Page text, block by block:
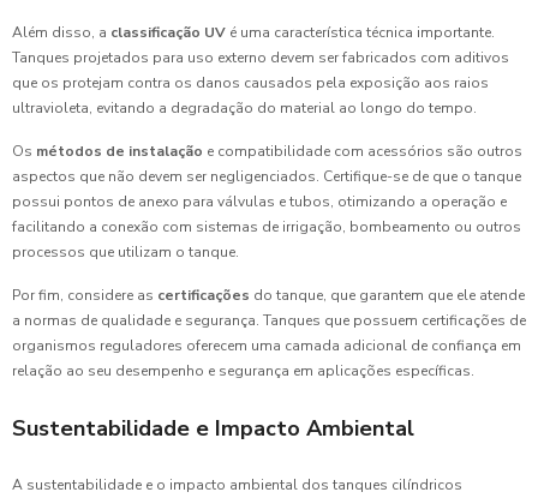
Além disso, a classificação UV é uma característica técnica importante.
Tanques projetados para uso externo devem ser fabricados com aditivos
que os protejam contra os danos causados pela exposição aos raios
ultravioleta, evitando a degradação do material ao longo do tempo.
Os métodos de instalação e compatibilidade com acessórios são outros
aspectos que não devem ser negligenciados. Certifique-se de que o tanque
possui pontos de anexo para válvulas e tubos, otimizando a operação e
facilitando a conexão com sistemas de irrigação, bombeamento ou outros
processos que utilizam o tanque.
Por fim, considere as certificações do tanque, que garantem que ele atende
a normas de qualidade e segurança. Tanques que possuem certificações de
organismos reguladores oferecem uma camada adicional de confiança em
relação ao seu desempenho e segurança em aplicações específicas.
Sustentabilidade e Impacto Ambiental
A sustentabilidade e o impacto ambiental dos tanques cilíndricos